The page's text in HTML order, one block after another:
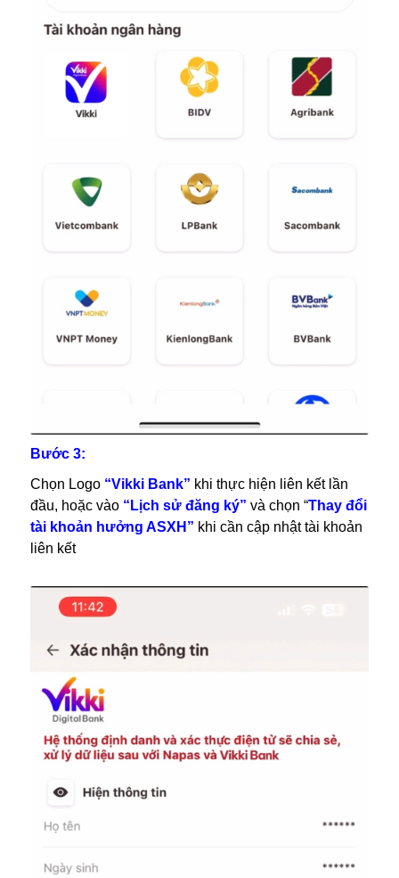
Bước 3:
Chọn Logo “Vikki Bank” khi thực hiện liên kết lần
đầu, hoặc vào “Lịch sử đăng ký” và chọn “Thay đổi
tài khoản hưởng ASXH” khi cần cập nhật tài khoản
liên kết